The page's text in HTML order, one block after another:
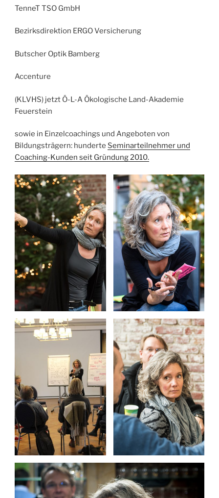
TenneT TSO GmbH
Bezirksdirektion ERGO Versicherung
Butscher Optik Bamberg
Accenture
(KLVHS) jetzt Ö-L-A Ökologische Land-Akademie
Feuerstein
sowie in Einzelcoachings und Angeboten von
Bildungsträgern: hunderte Seminarteilnehmer und
Coaching-Kunden seit Gründung 2010.